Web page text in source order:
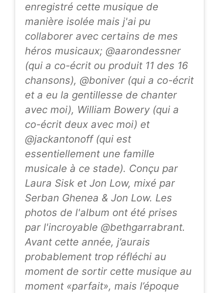
enregistré cette musique de
manière isolée mais j'ai pu
collaborer avec certains de mes
héros musicaux; @aarondessner
(qui a co-écrit ou produit 11 des 16
chansons), @boniver (qui a co-écrit
et a eu la gentillesse de chanter
avec moi), William Bowery (qui a
co-écrit deux avec moi) et
@jackantonoff (qui est
essentiellement une famille
musicale à ce stade). Conçu par
Laura Sisk et Jon Low, mixé par
Serban Ghenea & Jon Low. Les
photos de l'album ont été prises
par l'incroyable @bethgarrabrant.
Avant cette année, j’aurais
probablement trop réfléchi au
moment de sortir cette musique au
moment «parfait», mais l’époque